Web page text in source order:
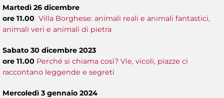
Martedì 26 dicembre
ore 11.00 Villa Borghese: animali reali e animali fantastici,
animali veri e animali di pietra
Sabato 30 dicembre 2023
ore 11.00 Perché si chiama così? Vie, vicoli, piazze ci
raccontano leggende e segreti
Mercoledì 3 gennaio 2024